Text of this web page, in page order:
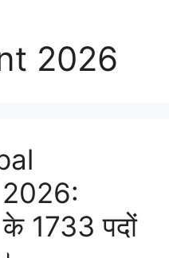
2026
1733 पदों